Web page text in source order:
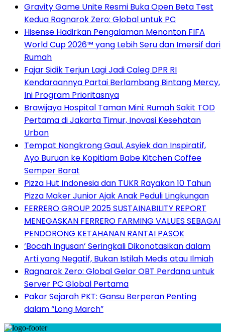
Gravity Game Unite Resmi Buka Open Beta Test
Kedua Ragnarok Zero: Global untuk PC
Hisense Hadirkan Pengalaman Menonton FIFA
World Cup 2026™ yang Lebih Seru dan Imersif dari
Rumah
Fajar Sidik Terjun Lagi Jadi Caleg DPR RI
Kendaraannya Partai Berlambang Bintang Mercy,
Ini Program Prioritasnya
Brawijaya Hospital Taman Mini: Rumah Sakit TOD
Pertama di Jakarta Timur, Inovasi Kesehatan
Urban
Tempat Nongkrong Gaul, Asyiek dan Inspiratif,
Ayo Buruan ke Kopitiam Babe Kitchen Coffee
Semper Barat
Pizza Hut Indonesia dan TUKR Rayakan 10 Tahun
Pizza Maker Junior Ajak Anak Peduli Lingkungan
FERRERO GROUP 2025 SUSTAINABILITY REPORT
MENEGASKAN FERRERO FARMING VALUES SEBAGAI
PENDORONG KETAHANAN RANTAI PASOK
‘Bocah Ingusan’ Seringkali Dikonotasikan dalam
Arti yang Negatif, Bukan Istilah Medis atau Ilmiah
Ragnarok Zero: Global Gelar OBT Perdana untuk
Server PC Global Pertama
Pakar Sejarah PKT: Gansu Berperan Penting
dalam “Long March”